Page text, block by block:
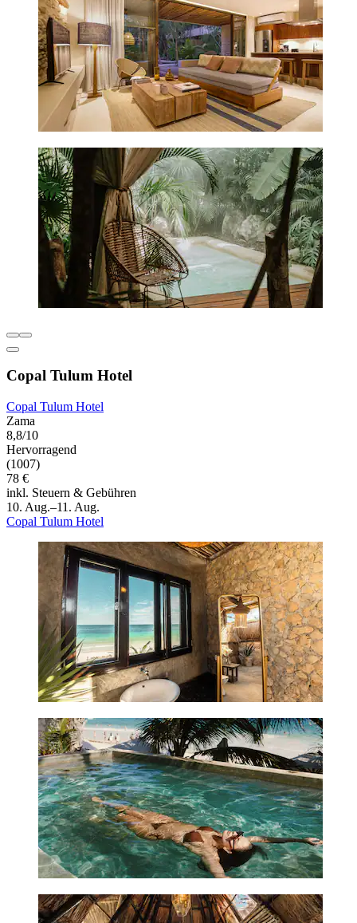
Copal Tulum Hotel
Copal Tulum Hotel
Zama
8,8/10
Hervorragend
(1007)
78 €
inkl. Steuern & Gebühren
10. Aug.–11. Aug.
Copal Tulum Hotel